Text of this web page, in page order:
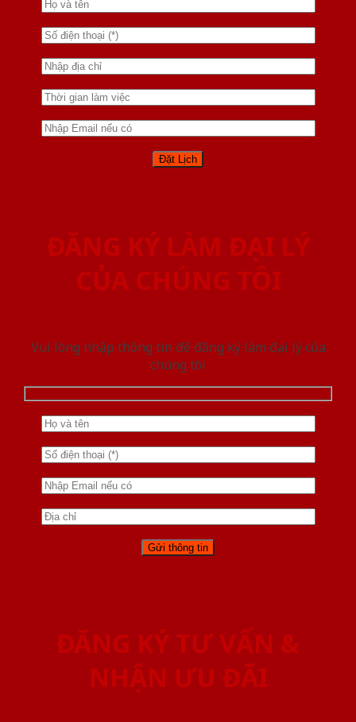
ĐĂNG KÝ LÀM ĐẠI LÝ
CỦA CHÚNG TÔI
Vui lòng nhập thông tin để đăng ký làm đại lý của
chúng tôi
ĐĂNG KÝ TƯ VẤN &
NHẬN ƯU ĐÃI